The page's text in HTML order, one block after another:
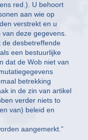
red.). U behoort
aan wie op
verstrekt en u
deze gegevens.
de desbetreffende
een bestuurlijke
dat de Wob niet van
betrekking
in de zin van artikel
verder niets to
van) beleid en
aangemerkt.”